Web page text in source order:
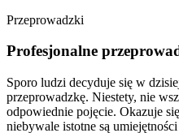
Przeprowadzki
Profesjonalne
Sporo ludzi decyduje się w
przeprowadzkę. Niestety, nie
odpowiednie pojęcie. Okazuje
niebywale istotne są